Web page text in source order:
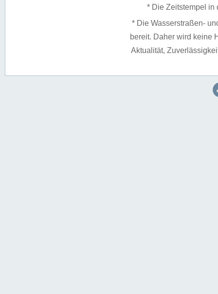
* Die Zeitstempel in
* Die Wasserstraßen-
bereit. Daher wird keine
Aktualität,